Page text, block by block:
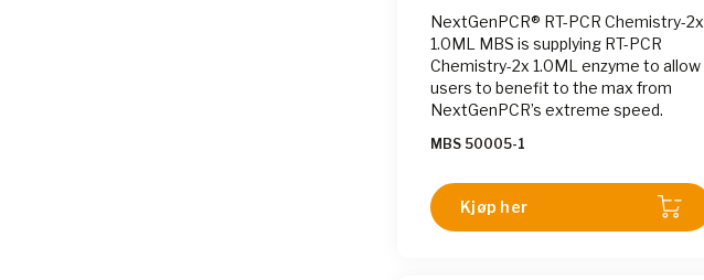
NextGenPCR® RT-PCR Chemistry-2x
1.0ML MBS is supplying RT-PCR
Chemistry-2x 1.0ML enzyme to allow
users to benefit to the max from
NextGenPCR’s extreme speed.
MBS 50005-1
Kjøp her